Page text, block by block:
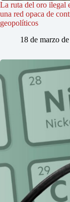
La ruta del oro ilegal
una red opaca de
geopolíticos
18 de marzo